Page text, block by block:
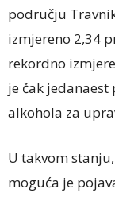
području
izmjereno 2,34
rekordno
je čak
alkohola za
U takvom
moguća je